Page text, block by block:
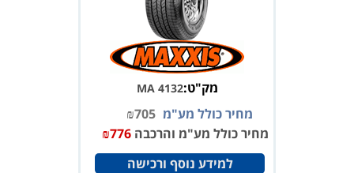
מק"ט:MA 4132
מחיר כולל מע"מ ₪705
מחיר כולל מע"מ והרכבה
₪776
למידע נוסף ורכישה